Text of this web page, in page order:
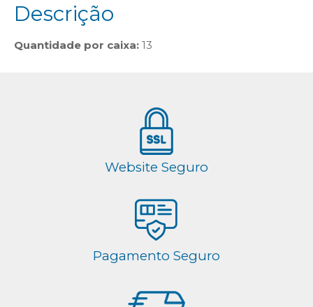
Descrição
Quantidade por caixa: 13
Website Seguro
Pagamento Seguro